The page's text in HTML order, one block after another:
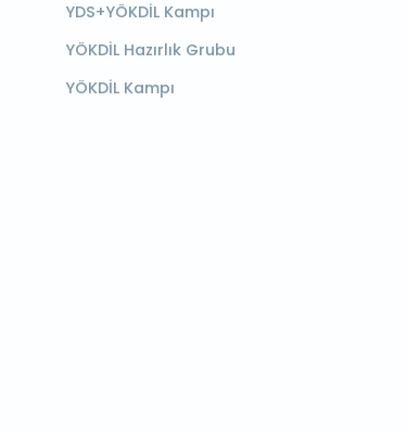
YDS+YÖKDİL Kampı
YÖKDİL Hazırlık Grubu
YÖKDİL Kampı